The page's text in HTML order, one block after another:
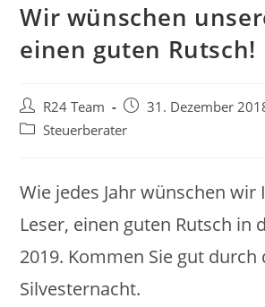
Wir wünschen
einen guten Rutsch!
Beitrags-
Autor:
R24 Team
Beitrag
veröffentlicht:
31. Dezember
Beitrags-
Steuerberater
Wie jedes Jahr wünschen wir
Leser, einen guten Rutsch in
2019. Kommen Sie gut durch
Silvesternacht.